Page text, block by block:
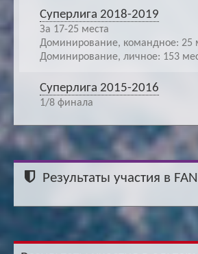
Суперлига 2018-2019
За 17-25 места
Доминирование, командное: 25
Доминирование, личное: 153
Суперлига 2015-2016
1/8 финала
Результаты участия в